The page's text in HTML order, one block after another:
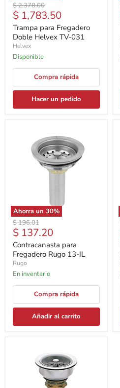
Precio
original
$ 2,378.00
Precio
actual
$ 1,783.50
Trampa para Fregadero
Doble Helvex TV-031
Helvex
Disponible
Compra rápida
Hacer un pedido
Ahorra un 30%
Precio
original
$ 196.01
Precio
actual
$ 137.20
Contracanasta para
Fregadero Rugo 13-IL
Rugo
En inventario
Compra rápida
Añadir al carrito